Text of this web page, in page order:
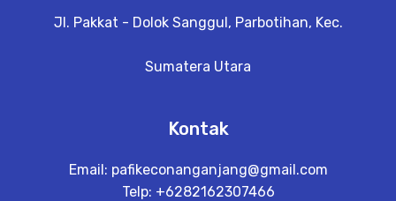
Jl. Pakkat - Dolok Sanggul, Parbotihan, Kec.
Sumatera Utara
Kontak
Email: pafikeconanganjang@gmail.com
Telp: +6282162307466